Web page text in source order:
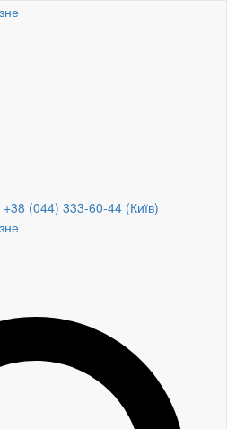
+38 (044) 333-60-44 (Київ)